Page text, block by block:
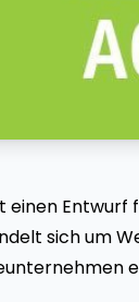
einen
sich um